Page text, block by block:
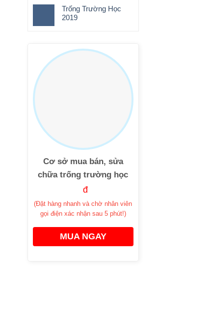
Trống Trường Học
2019
Cơ sở mua bán, sửa
chữa trống trường học
đ
(Đặt hàng nhanh và chờ nhân viên
gọi điện xác nhận sau 5 phút!)
MUA NGAY